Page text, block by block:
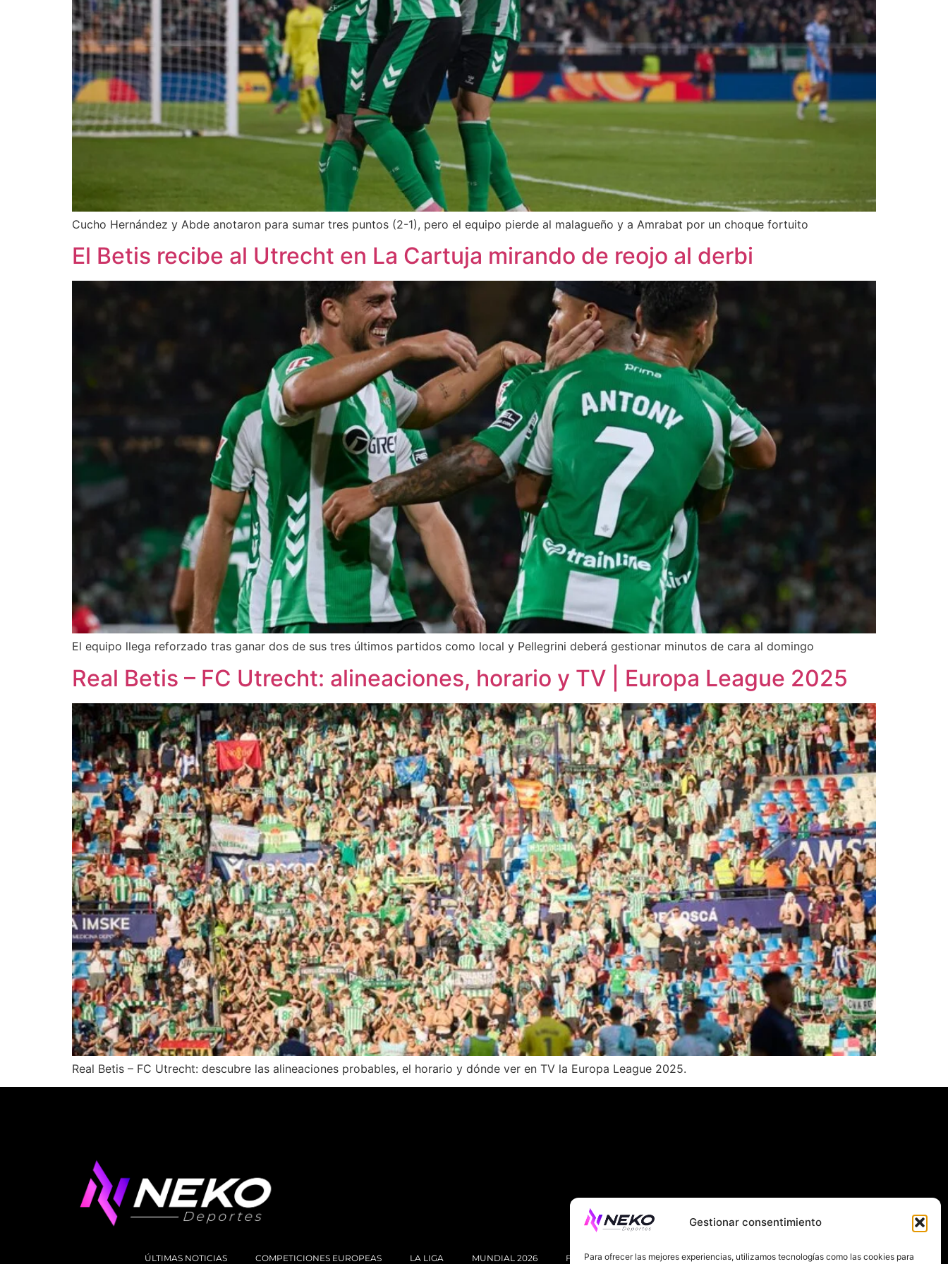
Gestionar consentimiento
Para ofrecer las mejores experiencias, utilizamos tecnologías como las cookies para
Cucho Hernández y Abde anotaron para sumar tres puntos (2-1), pero el equipo pierde al malagueño y a Amrabat por un choque fortuito
El Betis recibe al Utrecht en La Cartuja mirando de reojo al derbi
El equipo llega reforzado tras ganar dos de sus tres últimos partidos como local y Pellegrini deberá gestionar minutos de cara al domingo
Real Betis – FC Utrecht: alineaciones, horario y TV | Europa League 2025
Real Betis – FC Utrecht: descubre las alineaciones probables, el horario y dónde ver en TV la Europa League 2025.
ÚLTIMAS NOTICIAS COMPETICIONES EUROPEAS LA LIGA MUNDIAL 2026 FÚTBOL INTERNACIONAL SOBRE NOSOTROS